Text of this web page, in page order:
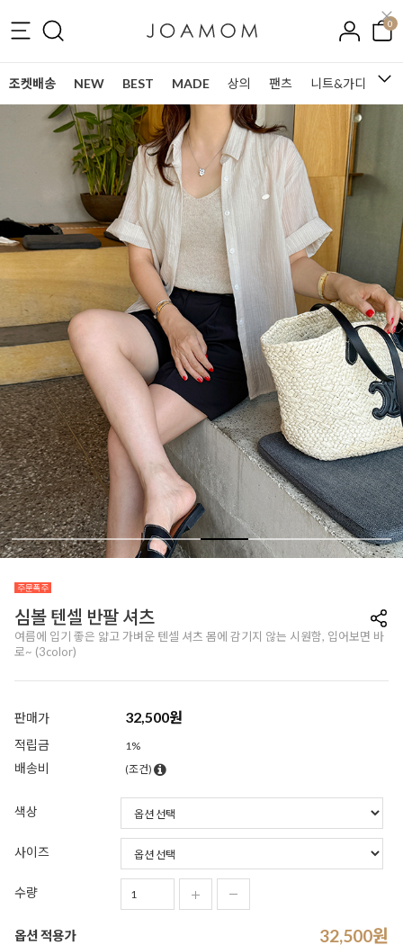
0
조켓배송 NEW BEST MADE 상의 팬츠 니트&가디건
심볼 텐셀 반팔 셔츠
여름에 입기 좋은 얇고 가벼운 텐셀 셔츠 몸에 감기지 않는 시원함, 입어보면 바
로~ (3color)
판매가 32,500원
적립금 1%
배송비 (조건)
색상
사이즈
수량
옵션 적용가 32,500원